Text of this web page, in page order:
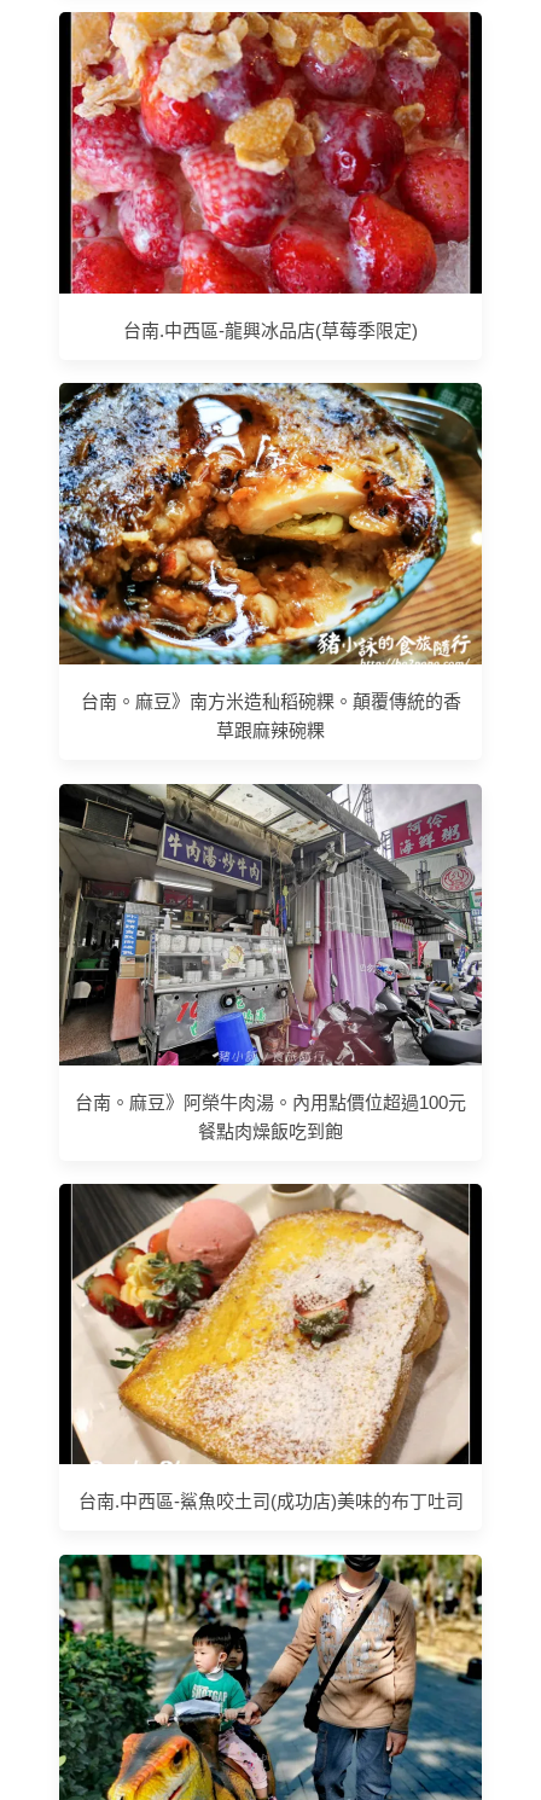
台南.中西區-龍興冰品店(草莓季限定)
台南。麻豆》南方米造秈稻碗粿。顛覆傳統的香
草跟麻辣碗粿
台南。麻豆》阿榮牛肉湯。內用點價位超過100元
餐點肉燥飯吃到飽
台南.中西區-鯊魚咬土司(成功店)美味的布丁吐司